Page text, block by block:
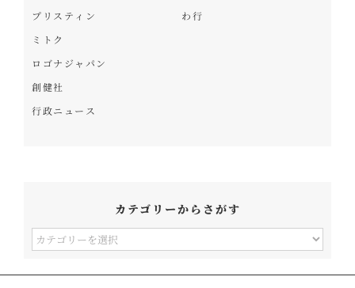
プリスティン
ミトク
ロゴナジャパン
創健社
行政ニュース
わ行
カテゴリーからさがす
カ